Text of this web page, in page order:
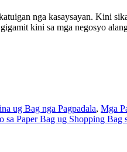
nga kasaysayan. Kini
kini sa mga negosyo
ug Bag nga Pagpadala, Mga
sa Paper Bag ug Shopping Bag